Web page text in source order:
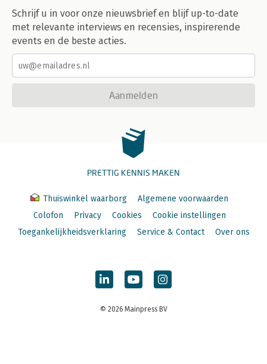
Schrijf u in voor onze nieuwsbrief en blijf up-to-date
met relevante interviews en recensies, inspirerende
events en de beste acties.
Aanmelden
PRETTIG KENNIS MAKEN
Thuiswinkel waarborg
Algemene voorwaarden
Colofon
Privacy Cookies
Cookie instellingen
Toegankelijkheidsverklaring
Service & Contact Over ons
© 2026 Mainpress BV